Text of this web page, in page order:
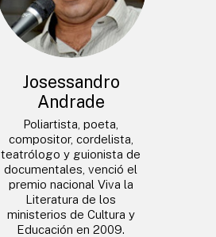
Josessandro
Andrade
Poliartista, poeta,
compositor, cordelista,
teatrólogo y guionista de
documentales, venció el
premio nacional Viva la
Literatura de los
ministerios de Cultura y
Educación en 2009.